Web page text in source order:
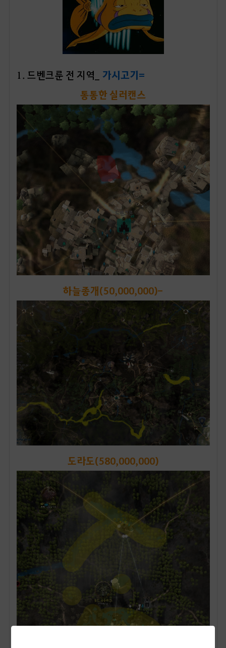
1. 드벤크룬 전 지역_ 가시고기=
통통한 실러캔스
하늘종개(50,000,000)-
도라도(580,000,000)